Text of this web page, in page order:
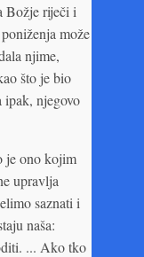
Božje riječi i
može
njime,
što je bio
ipak, njegovo
je ono kojim
upravlja
saznati i
naša:
... Ako tko